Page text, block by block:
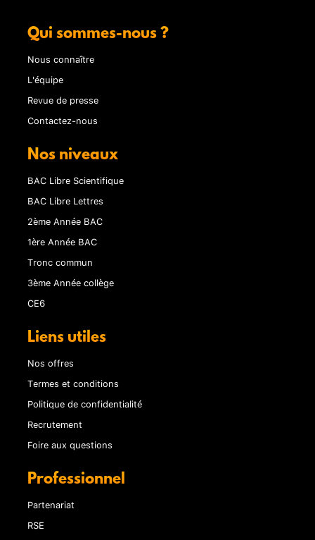
Qui sommes-nous ?
Nous connaître
L'équipe
Revue de presse
Contactez-nous
Nos niveaux
BAC Libre Scientifique
BAC Libre Lettres
2ème Année BAC
1ère Année BAC
Tronc commun
3ème Année collège
CE6
Liens utiles
Nos offres
Termes et conditions
Politique de confidentialité
Recrutement
Foire aux questions
Professionnel
Partenariat
RSE